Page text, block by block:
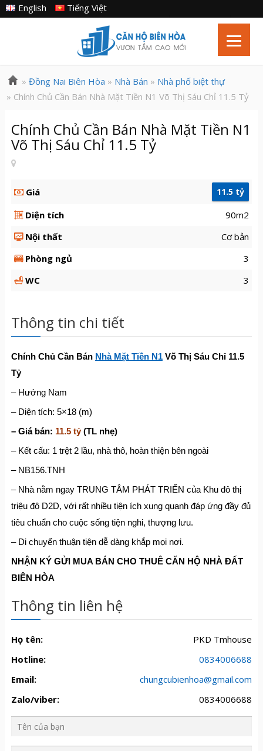
Tiếng Việt
English
» Đồng Nai Biên Hòa » Nhà Bán » Nhà phố biệt thự
» Chính Chủ Cần Bán Nhà Mặt Tiền N1 Võ Thị Sáu Chỉ 11.5 Tỷ
Chính Chủ Cần Bán Nhà Mặt Tiền N1
Võ Thị Sáu Chỉ 11.5 Tỷ
Giá 11.5 tỷ
Diện tích
90m2
Nội thất
Cơ bản
Phòng ngủ
3
WC
3
Thông tin chi tiết
Chính Chủ Cần Bán Nhà Mặt Tiền N1Võ Thị Sáu Chỉ 11.5
Tỷ
– Hướng Nam
– Diện tích: 5×18 (m)
– Giá bán: 11.5 tỷ(TL nhẹ)
– Kết cấu: 1 trệt 2 lầu, nhà thô, hoàn thiện bên ngoài
– NB156.TNH
– Nhà nằm ngay TRUNG TÂM PHÁT TRIỂN của Khu đô thị
triệu đô D2D, với rất nhiều tiện ích xung quanh đáp ứng đầy đủ
tiêu chuẩn cho cuộc sống tiện nghi, thượng lưu.
– Di chuyển thuận tiện dễ dàng khắp mọi nơi.
NHẬN KÝ GỬI MUA BÁN CHO THUÊ CĂN HỘ NHÀ ĐẤT
BIÊN HÒA
Thông tin liên hệ
Họ tên:
PKD Tmhouse
Hotline:
0834006688
Email:
chungcubienhoa@gmail.com
Zalo/viber:
0834006688